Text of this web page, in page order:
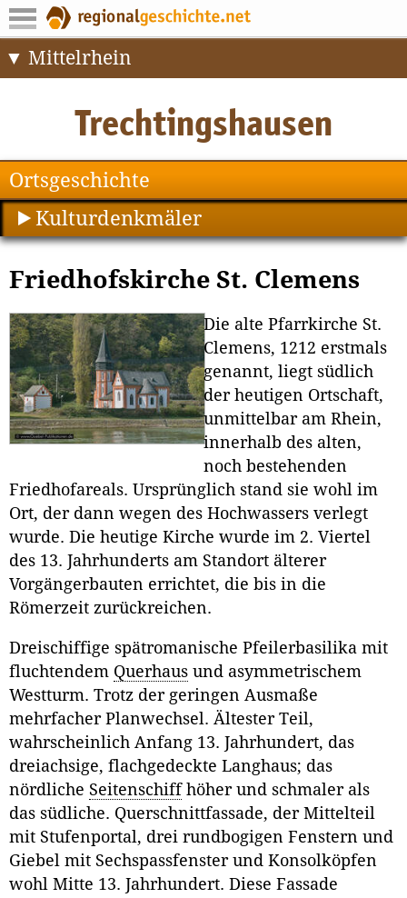
Mittelrhein
Ortsgeschichte
Kulturdenkmäler
Friedhofskirche St. Clemens
Die alte Pfarrkirche St.
Clemens, 1212 erstmals
genannt, liegt südlich
der heutigen Ortschaft,
unmittelbar am Rhein,
innerhalb des alten,
noch bestehenden
Friedhofareals. Ursprünglich stand sie wohl im
Ort, der dann wegen des Hochwassers verlegt
wurde. Die heutige Kirche wurde im 2. Viertel
des 13. Jahrhunderts am Standort älterer
Vorgängerbauten errichtet, die bis in die
Römerzeit zurückreichen.
Dreischiffige spätromanische Pfeilerbasilika mit
fluchtendem Querhaus und asymmetrischem
Westturm. Trotz der geringen Ausmaße
mehrfacher Planwechsel. Ältester Teil,
wahrscheinlich Anfang 13. Jahrhundert, das
dreiachsige, flachgedeckte Langhaus; das
nördliche Seitenschiffhöher und schmaler als
das südliche. Querschnittfassade, der Mittelteil
mit Stufenportal, drei rundbogigen Fenstern und
Giebel mit Sechspassfenster und Konsolköpfen
wohl Mitte 13. Jahrhundert. Diese Fassade